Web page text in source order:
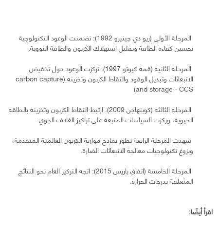
المرحلة الأولى (ريو دي جينيرو 1992): تضمنت الوعود التكنولوجية
تحسين كفاءة الطاقة وتقليل استهلاك الكربون والطاقة النووية.
المرحلة الثانية (قمة كيوتو 1997): تركزت الوعود حول تخفيض
الانبعاثات وتبديل الوقود والتقاط الكربون وتخزينه (carbon capture
and storage - CCS)
المرحلة الثالثة (كوبنهاجن 2009): ارتبط التقاط الكربون وتخزينه بالطاقة
الحيوية، وركزت السياسات المتبعة على تراكيز الغلاف الجوي.
شهدت المرحلة الرابعة تطور نماذج موازنة الكربون العالمية المتقدمة،
وبزوغ تكنولوجيات معالجة الانبعاثات الضارة.
المرحلة الخامسة (اتفاق باريس 2015): اتجه التركيز العام نحو النتائج
المتعلقة بدرجات الحرارة.
اقرأ أيضًا: